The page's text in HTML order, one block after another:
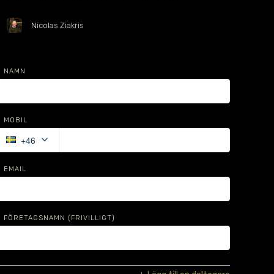
Nicolas Ziakris
NAMN
MOBIL
+46 keyboard_arrow_down
EMAIL
FÖRETAGSNAMN (FRIVILLIGT)